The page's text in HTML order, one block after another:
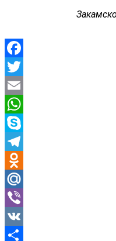
Facebook
Twitter
Email
WhatsApp
Skype
Telegram
Odnoklassniki
Mail.Ru
Viber
VK